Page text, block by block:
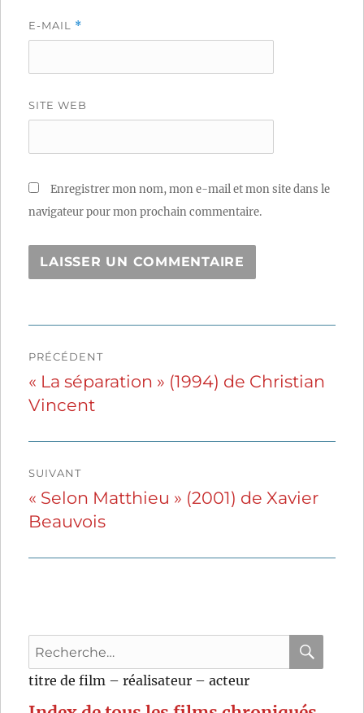
E-MAIL *
SITE WEB
Enregistrer mon nom, mon e-mail et mon site dans le
navigateur pour mon prochain commentaire.
de
l’article
PRÉCÉDENT
Publication
précédente :
« La séparation » (1994) de Christian
Vincent
SUIVANT
Publication
suivante :
« Selon Matthieu » (2001) de Xavier
Beauvois
Recherche
pour
:
titre de film – réalisateur – acteur